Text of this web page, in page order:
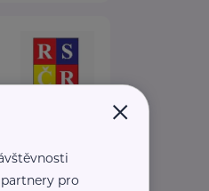
×
pro